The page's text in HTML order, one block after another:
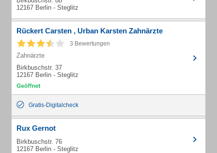
12167 Berlin - Steglitz
Rückert Carsten , Urban Karsten Zahnärzte
3 Bewertungen
Zahnärzte
Birkbuschstr. 37
12167 Berlin - Steglitz
Gratis-Digitalcheck
Rux Gernot
Birkbuschstr. 76
12167 Berlin - Steglitz